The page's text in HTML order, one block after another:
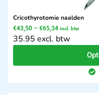
Cricothyrotomie naalden
€43,50 – €65,34 incl. btw
35.95 excl. btw